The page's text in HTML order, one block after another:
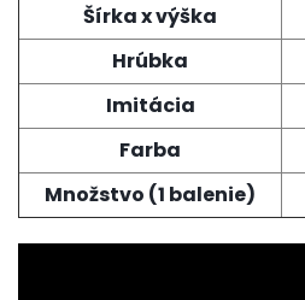
Šírka x výška
Hrúbka
Imitácia
Farba
Množstvo (1 balenie)